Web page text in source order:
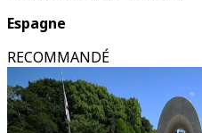
Espagne
RECOMMANDÉ